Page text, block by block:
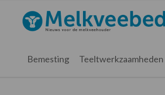
hoofdnavigatie
hoofd
eerste
voettekst
Melkveebedrijf.nl
Bemesting Teeltwerkzaamheden